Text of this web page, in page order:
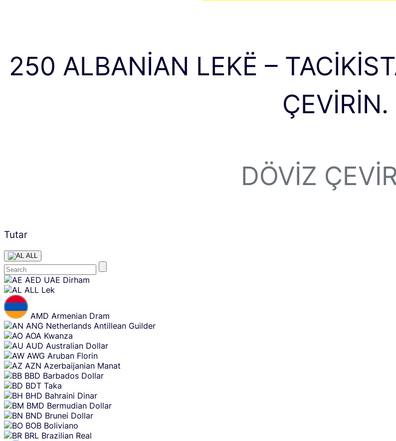
250 ALBANIAN LEKË –
ÇEVIRIN.
DÖVIZ
Tutar
ALL
Skip
content
AED UAE Dirham
ALL Lek
AMD Armenian Dram
ANG Netherlands Antillean Guilder
AOA Kwanza
AUD Australian Dollar
AWG Aruban Florin
AZN Azerbaijanian Manat
BBD Barbados Dollar
BDT Taka
BHD Bahraini Dinar
BMD Bermudian Dollar
BND Brunei Dollar
BOB Boliviano
BRL Brazilian Real